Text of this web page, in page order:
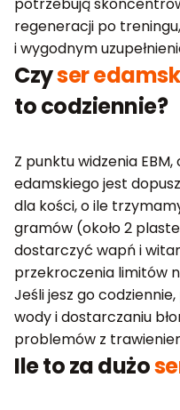
potrzebują
regeneracji po
i wygodnym
Czyser
to codziennie?
Z punktu widzenia
edamskiego jest
dla kości, o ile
gramów (około 2
dostarczyć wapń i
przekroczenia limitów
Jeśli jesz go
wody i dostarczaniu
problemów z
Ile to za dużo